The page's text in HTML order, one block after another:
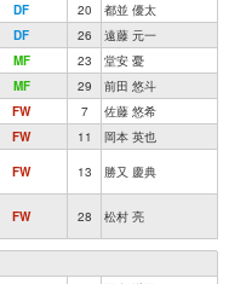
DF 20
都並 優太
DF 26
遠藤 元一
MF 23
堂安 憂
MF 29
前田 悠斗
FW 7
佐藤 悠希
FW 11 岡本 英也
FW 13 勝又 慶典
FW 28 松村 亮